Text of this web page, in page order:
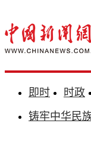
即时 时政
铸牢中华民